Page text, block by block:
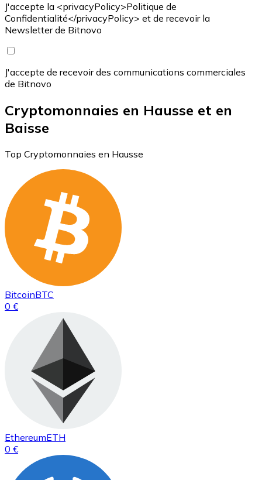
J'accepte la <privacyPolicy>Politique de
Confidentialité</privacyPolicy> et de recevoir la
Newsletter de Bitnovo
J'accepte de recevoir des communications commerciales
de Bitnovo
Cryptomonnaies en Hausse et en
Baisse
Top Cryptomonnaies en Hausse
BitcoinBTC
0 €
EthereumETH
0 €